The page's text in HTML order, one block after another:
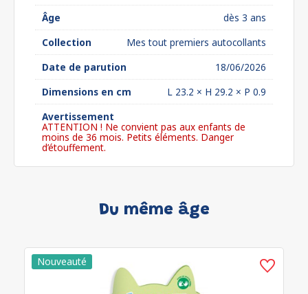
Âge
dès 3 ans
Collection
Mes tout premiers autocollants
Date de parution
18/06/2026
Dimensions en cm
L 23.2 × H 29.2 × P 0.9
Avertissement
ATTENTION ! Ne convient pas aux enfants de
moins de 36 mois. Petits éléments. Danger
d’étouffement.
Du même âge